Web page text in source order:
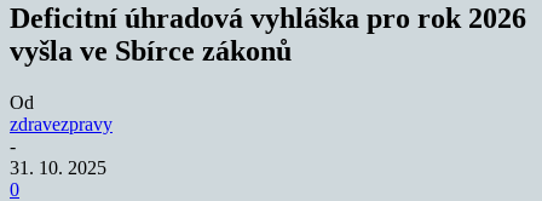
Deficitní úhradová vyhláška pro rok 2026
vyšla ve Sbírce zákonů
Od
zdravezpravy
-
31. 10. 2025
0